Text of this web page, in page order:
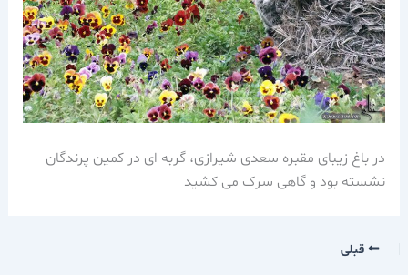
در باغ زیبای مقبره سعدی شیرازی، گربه ای در کمین پرندگان
نشسته بود و گاهی سرک می کشید
قبلی